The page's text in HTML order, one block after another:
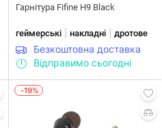
Гарнітура Fifine H9 Black
геймерські накладні дротове
Безкоштовна доставка
Відправимо сьогодні
-19%